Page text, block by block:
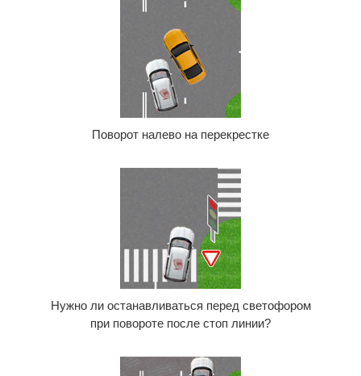
Поворот налево на перекрестке
Нужно ли останавливаться перед светофором
при повороте после стоп линии?